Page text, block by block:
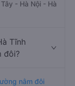
- Hà Nội - Hà
Tĩnh
đôi?
nằm đôi